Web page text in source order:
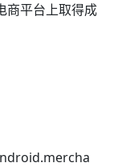
商平台上取得成